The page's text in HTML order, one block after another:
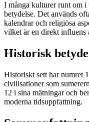
I många kulturer runt om i
betydelse. Det används
kalendrar och religiösa
vilket är en direkt influens
Historisk
Historiskt sett har numret
civilisationer som
12 i sina mätningar och
moderna tidsuppfattning.